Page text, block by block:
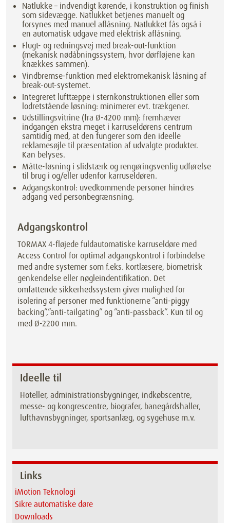
Natlukke – indvendigt kørende, i konstruktion og finish
som sidevægge. Natlukket betjenes manuelt og
forsynes med manuel aflåsning. Natlukket fås også i
en automatisk udgave med elektrisk aflåsning.
Flugt- og redningsvej med break-out-funktion
(mekanisk nødåbningssystem, hvor dørfløjene kan
knækkes sammen).
Vindbremse-funktion med elektromekanisk låsning af
break-out-systemet.
Integreret lufttæppe i sternkonstruktionen eller som
lodretstående løsning: minimerer evt. trækgener.
Udstillingsvitrine (fra Ø-4200 mm): fremhæver
indgangen ekstra meget i karruseldørens centrum
samtidig med, at den fungerer som den ideelle
reklamesøjle til præsentation af udvalgte produkter.
Kan belyses.
Måtte-løsning i slidstærk og rengøringsvenlig udførelse
til brug i og/eller udenfor karruseldøren.
Adgangskontrol: uvedkommende personer hindres
adgang ved personbegrænsning.
Adgangskontrol
TORMAX 4-fløjede fuldautomatiske karruseldøre med
Access Control for optimal adgangskontrol i forbindelse
med andre systemer som f.eks. kortlæsere, biometrisk
genkendelse eller nøgleindentifikation. Det
omfattende sikkerhedssystem giver mulighed for
isolering af personer med funktionerne ”anti-piggy
backing”,”anti-tailgating” og ”anti-passback”. Kun til og
med Ø-2200 mm.
Ideelle til
Hoteller, administrationsbygninger, indkøbscentre,
messe- og kongrescentre, biografer, banegårdshaller,
lufthavnsbygninger, sportsanlæg, og sygehuse m.v.
Links
iMotion Teknologi
Sikre automatiske døre
Downloads